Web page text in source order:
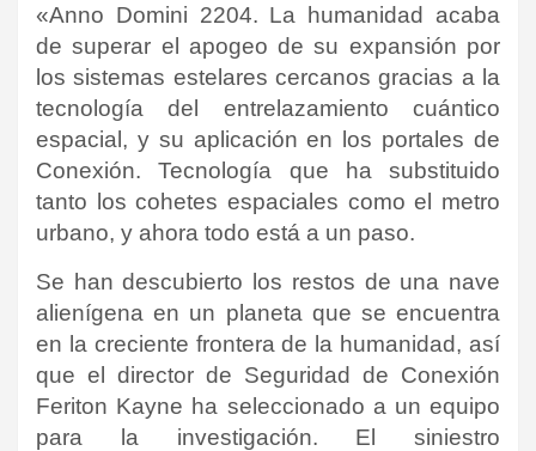
«Anno Domini 2204. La humanidad acaba
de superar el apogeo de su expansión por
los sistemas estelares cercanos gracias a la
tecnología del entrelazamiento cuántico
espacial, y su aplicación en los portales de
Conexión. Tecnología que ha substituido
tanto los cohetes espaciales como el metro
urbano, y ahora todo está a un paso.
Se han descubierto los restos de una nave
alienígena en un planeta que se encuentra
en la creciente frontera de la humanidad, así
que el director de Seguridad de Conexión
Feriton Kayne ha seleccionado a un equipo
para la investigación. El siniestro